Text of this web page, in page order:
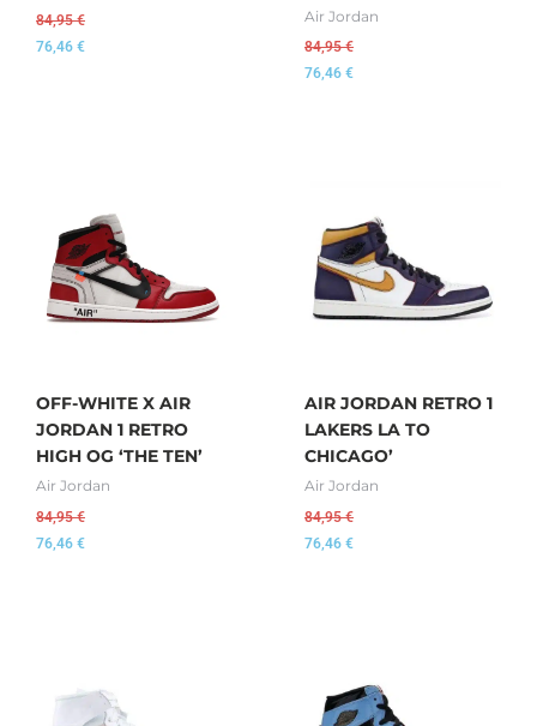
84,95€
76,46 €
Air Jordan
84,95€
76,46 €
OFF-WHITE X AIR
JORDAN 1 RETRO
HIGH OG ‘THE TEN’
Air Jordan
84,95€
76,46 €
AIR JORDAN RETRO 1
LAKERS LA TO
CHICAGO’
Air Jordan
84,95€
76,46 €